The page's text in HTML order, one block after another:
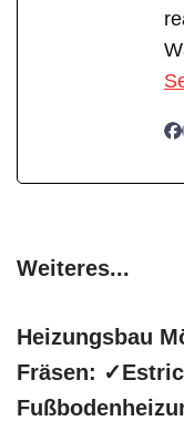
Weiteres...
Heizungsbau
Fräsen: